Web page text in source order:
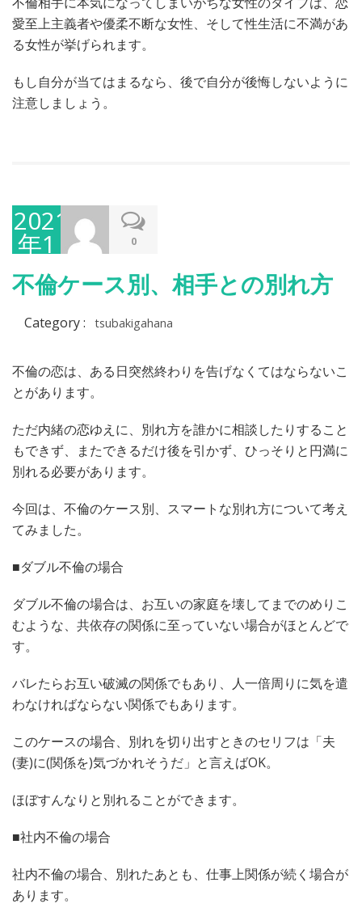
愛至上主義者や優柔不断な女性、そして性生活に不満があ
る女性が挙げられます。
もし自分が当てはまるなら、後で自分が後悔しないように
注意しましょう。
2021
年1
月8
日
0
不倫ケース別、相手との別れ方
Category : tsubakigahana
不倫の恋は、ある日突然終わりを告げなくてはならないこ
とがあります。
ただ内緒の恋ゆえに、別れ方を誰かに相談したりすること
もできず、またできるだけ後を引かず、ひっそりと円満に
別れる必要があります。
今回は、不倫のケース別、スマートな別れ方について考え
てみました。
■ダブル不倫の場合
ダブル不倫の場合は、お互いの家庭を壊してまでのめりこ
むような、共依存の関係に至っていない場合がほとんどで
す。
バレたらお互い破滅の関係でもあり、人一倍周りに気を遣
わなければならない関係でもあります。
このケースの場合、別れを切り出すときのセリフは「夫
(妻)に(関係を)気づかれそうだ」と言えばOK。
ほぼすんなりと別れることができます。
■社内不倫の場合
社内不倫の場合、別れたあとも、仕事上関係が続く場合が
あります。